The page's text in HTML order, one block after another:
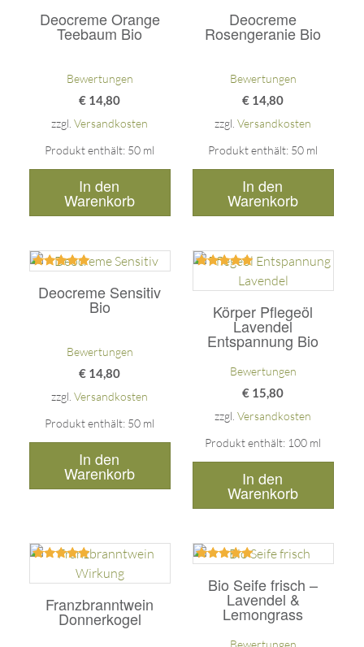
Deocreme Orange
Teebaum Bio
von 5
Bewertungen
€ 14,80
zzgl.Versandkosten
Produkt enthält: 50 ml
In den
Warenkorb
Deocreme
Rosengeranie Bio
von 5
Bewertungen
€ 14,80
zzgl.Versandkosten
Produkt enthält: 50 ml
In den
Warenkorb
Deocreme Sensitiv
Bio
5.00
Bewertungen
€ 14,80
zzgl.Versandkosten
Produkt enthält: 50 ml
In den
Warenkorb
Körper Pflegeöl
Lavendel
Entspannung Bio
Bewertet
von 5
Bewertungen
€ 15,80
zzgl.Versandkosten
Produkt enthält: 100 ml
In den
Warenkorb
Franzbranntwein
Donnerkogel
Bewertet
von 5
Bio Seife frisch –
Lavendel &
Lemongrass
mit
5.00
von 5
Bewertungen